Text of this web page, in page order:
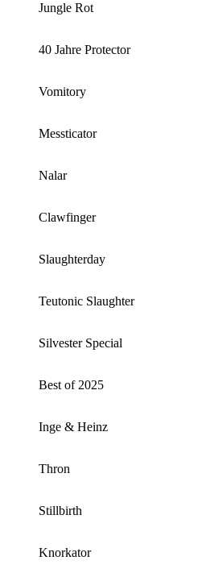
Jungle Rot
40 Jahre Protector
Vomitory
Messticator
Nalar
Clawfinger
Slaughterday
Teutonic Slaughter
Silvester Special
Best of 2025
Inge & Heinz
Thron
Stillbirth
Knorkator